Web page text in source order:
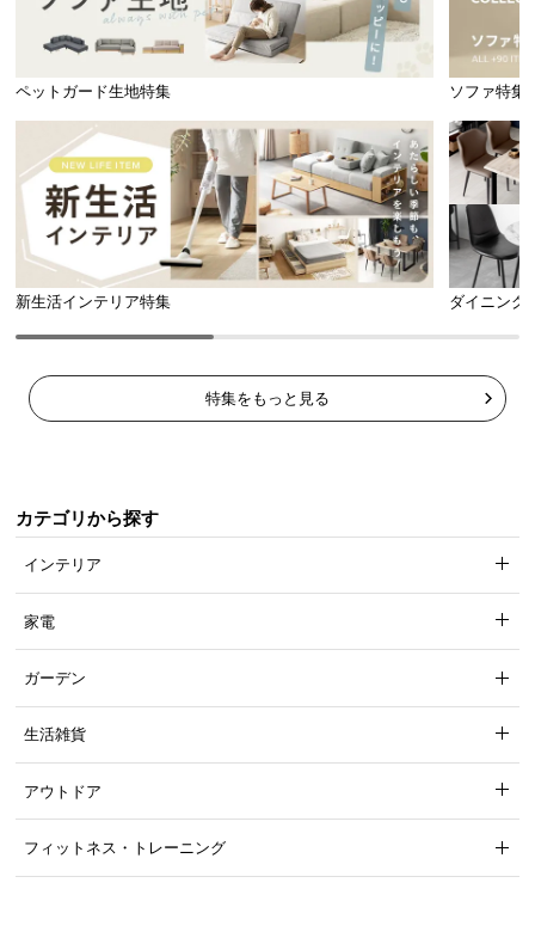
ペットガード生地特集 ソファ特集
新生活インテリア特集 ダイニング
特集をもっと見る
カテゴリから探す
インテリア
家電
ガーデン
生活雑貨
アウトドア
フィットネス・トレーニング